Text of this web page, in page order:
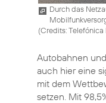
Durch das
(Credits: Telefónica
Autobahnen
auch hier eine
mit dem
setzen. Mit